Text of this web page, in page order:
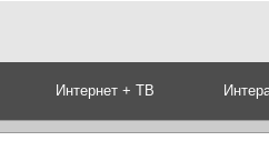
Интернет + ТВ